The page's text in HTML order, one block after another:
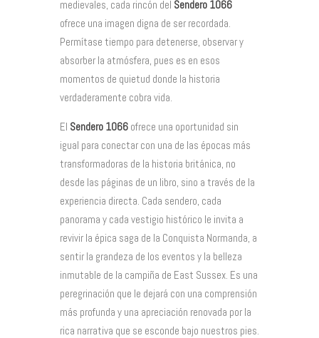
medievales, cada rincón del Sendero 1066
ofrece una imagen digna de ser recordada.
Permítase tiempo para detenerse, observar y
absorber la atmósfera, pues es en esos
momentos de quietud donde la historia
verdaderamente cobra vida.
El Sendero 1066 ofrece una oportunidad sin
igual para conectar con una de las épocas más
transformadoras de la historia británica, no
desde las páginas de un libro, sino a través de la
experiencia directa. Cada sendero, cada
panorama y cada vestigio histórico le invita a
revivir la épica saga de la Conquista Normanda, a
sentir la grandeza de los eventos y la belleza
inmutable de la campiña de East Sussex. Es una
peregrinación que le dejará con una comprensión
más profunda y una apreciación renovada por la
rica narrativa que se esconde bajo nuestros pies.